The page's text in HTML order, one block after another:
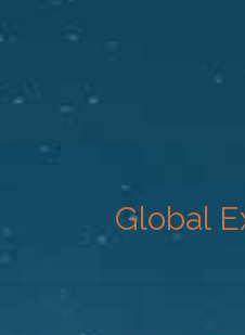
Global